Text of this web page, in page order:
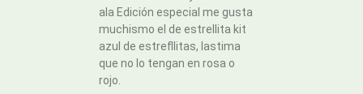
ala Edición especial me gusta
muchismo el de estrellita kit
azul de estrefllitas, lastima
que no lo tengan en rosa o
rojo.